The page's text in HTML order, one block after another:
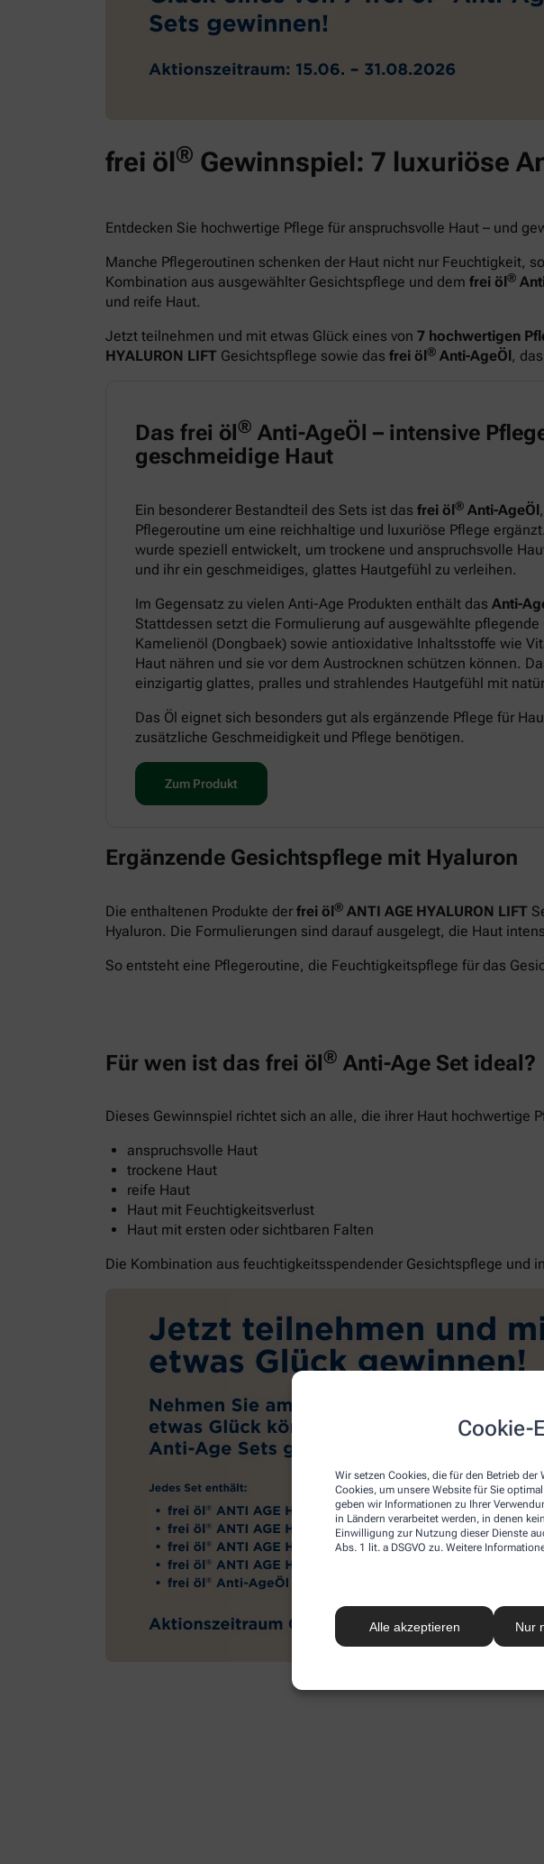
Cookie-
Wir setzen Cookies, die für den Betrieb
Cookies, um unsere Website für Sie
geben wir Informationen zu Ihrer
in Ländern verarbeitet werden, in denen
Einwilligung zur Nutzung dieser Dienste
Abs. 1 lit. a DSGVO zu. Weitere
Alle akzeptieren Nur
frei öl® Gewinnspiel: 7 luxuriöse
Entdecken Sie hochwertige Pflege für anspruchsvolle Haut – und
Manche Pflegeroutinen schenken der Haut nicht nur Feuchtigkeit,
Kombination aus ausgewählter Gesichtspflege und dem frei öl®
und reife Haut.
Jetzt teilnehmen und mit etwas Glück eines von 7 hochwertigen
HYALURON LIFT Gesichtspflege sowie das frei öl® Anti-AgeÖl,
Das frei öl ® Anti-AgeÖl – intensive
geschmeidige Haut
Ein besonderer Bestandteil des Sets ist das frei öl® Anti-AgeÖl
Pflegeroutine um eine reichhaltige und luxuriöse Pflege
wurde speziell entwickelt, um trockene und anspruchsvolle
und ihr ein geschmeidiges, glattes Hautgefühl zu verleihen.
Im Gegensatz zu vielen Anti-Age Produkten enthält das Anti-
Stattdessen setzt die Formulierung auf ausgewählte pflegende
Kamelienöl (Dongbaek) sowie antioxidative Inhaltsstoffe wie
Haut nähren und sie vor dem Austrocknen schützen können.
einzigartig glattes, pralles und strahlendes Hautgefühl mit
Das Öl eignet sich besonders gut als ergänzende Pflege für
zusätzliche Geschmeidigkeit und Pflege benötigen.
Zum Produkt
Ergänzende Gesichtspflege mit Hyaluron
Die enthaltenen Produkte der frei öl® ANTI AGE HYALURON LIFT
Hyaluron. Die Formulierungen sind darauf ausgelegt, die Haut
So entsteht eine Pflegeroutine, die Feuchtigkeitspflege für das
Für wen ist das frei öl® Anti-Age Set ideal?
Dieses Gewinnspiel richtet sich an alle, die ihrer Haut hochwertige
anspruchsvolle Haut
trockene Haut
reife Haut
Haut mit Feuchtigkeitsverlust
Haut mit ersten oder sichtbaren Falten
Die Kombination aus feuchtigkeitsspendender Gesichtspflege und